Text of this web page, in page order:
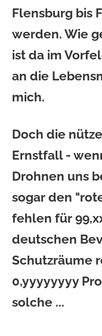
Flensburg bis
werden. Wie
ist da im
an die
mich.
Doch die
Ernstfall -
Drohnen uns
sogar den
fehlen für
deutschen
Schutzräume
0,yyyyyyyy
solche ...